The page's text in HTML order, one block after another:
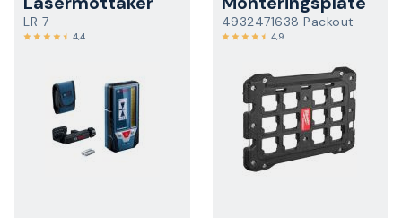
LR 7
4,4
4932471638 Packout
4,9